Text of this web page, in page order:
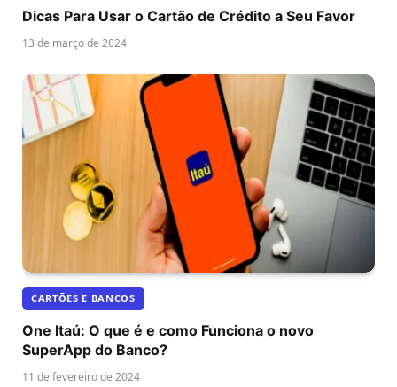
Dicas Para Usar o Cartão de Crédito a Seu Favor
13 de março de 2024
CARTÕES E BANCOS
One Itaú: O que é e como Funciona o novo
SuperApp do Banco?
11 de fevereiro de 2024